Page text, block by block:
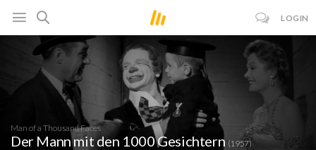
LOGIN
Man of a Thousand Faces
Der Mann mit den 1000 Gesichtern (1957)